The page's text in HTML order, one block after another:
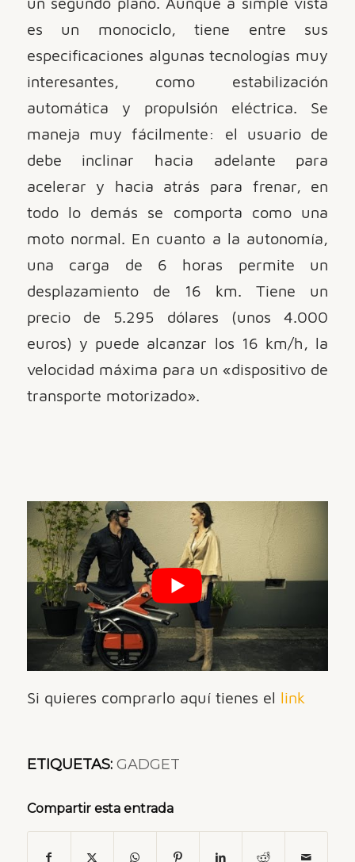
es un monociclo, tiene entre sus
especificaciones algunas tecnologías muy
interesantes, como estabilización
automática y propulsión eléctrica. Se
maneja muy fácilmente: el usuario de
debe inclinar hacia adelante para
acelerar y hacia atrás para frenar, en
todo lo demás se comporta como una
moto normal. En cuanto a la autonomía,
una carga de 6 horas permite un
desplazamiento de 16 km. Tiene un
precio de 5.295 dólares (unos 4.000
euros) y puede alcanzar los 16 km/h, la
velocidad máxima para un «dispositivo de
transporte motorizado».
Si quieres comprarlo aquí tienes el link
ETIQUETAS: GADGET
Compartir esta entrada